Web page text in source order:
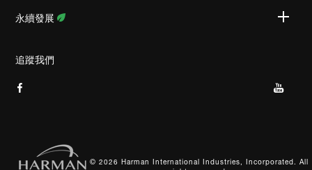
永續發展
瞭解更多資訊
追蹤我們
© 2026 Harman International Industries, Incorporated. All